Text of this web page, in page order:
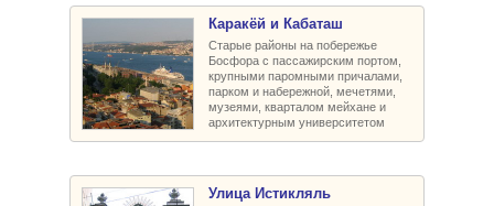
Каракёй и Кабаташ
Старые районы на побережье
Босфора с пассажирским портом,
крупными паромными причалами,
парком и набережной, мечетями,
музеями, кварталом мейхане и
архитектурным университетом
Улица Истикляль